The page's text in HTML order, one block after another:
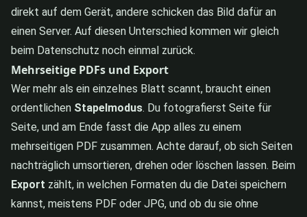
direkt auf dem Gerät, andere schicken das Bild dafür an
einen Server. Auf diesen Unterschied kommen wir gleich
beim Datenschutz noch einmal zurück.
Mehrseitige PDFs und Export
Wer mehr als ein einzelnes Blatt scannt, braucht einen
ordentlichen Stapelmodus. Du fotografierst Seite für
Seite, und am Ende fasst die App alles zu einem
mehrseitigen PDF zusammen. Achte darauf, ob sich Seiten
nachträglich umsortieren, drehen oder löschen lassen. Beim
Export zählt, in welchen Formaten du die Datei speichern
kannst, meistens PDF oder JPG, und ob du sie ohne